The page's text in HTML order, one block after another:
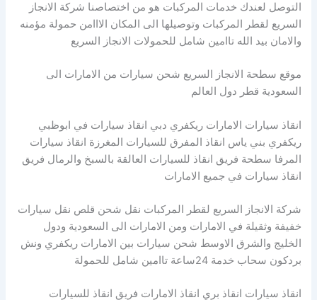
التوصل لعندك خدمات المركبات هو من اختصاصنا شركة الانجاز
السريع لقطر المركبات وتوصيلها الى المكان الااامن حمولة مؤمنه
والامان بيد الله تاامين شامل للحمولات الانجاز السريع
موقع سطحة الانجاز السريع شحن سيارات من الامارات الى
السعودية قطر دول العالم
انقاذ سيارات الامارات ريكفري دبي انقاذ سيارات في ابوظبي
ريكفري بني ياس انقاذ المفرق للسيارات المغرزة انقاذ سيارات
المرفا سطحة فريق انقاذ للسيارات العالقة بالسبخ والرمال فريق
انقاذ سيارات في جميع الامارات
شركة الانجاز السريع لقطر المركبات نقل شحن قلص نقل سيارات
خفيفة وثقيلة في الامارات ومن الامارات الى السعودية ودول
الخليج والشرق الاوسط شحن سيارات بين الامارات ريكفري ونش
بردكون سحاب خدمة 24ساعة تاامين شامل للحمولة
انقاذ سيارات انقاذ بري انقاذ الامارات فريق انقاذ للسيارات